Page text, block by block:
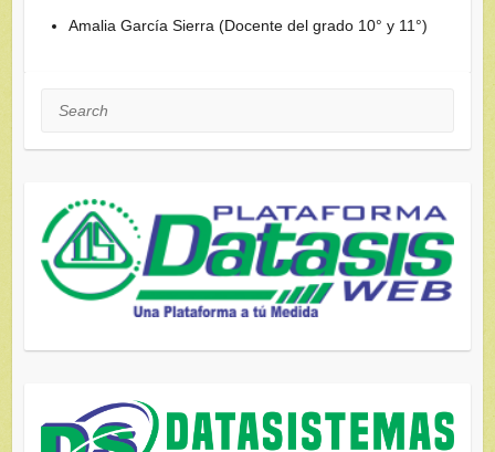
Amalia García Sierra (Docente del grado 10° y 11°)
Search